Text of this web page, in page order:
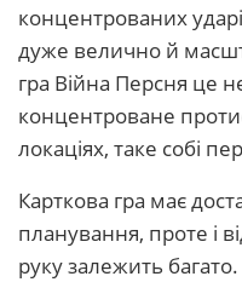
концентрованих
дуже велично й
гра Війна Персня це
концентроване
локаціях, таке собі
Карткова гра має
планування, проте і
руку залежить